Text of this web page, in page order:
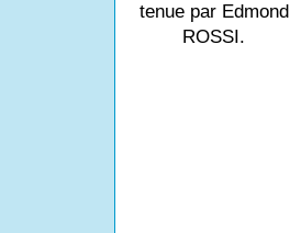
tenue par Edmond
ROSSI.